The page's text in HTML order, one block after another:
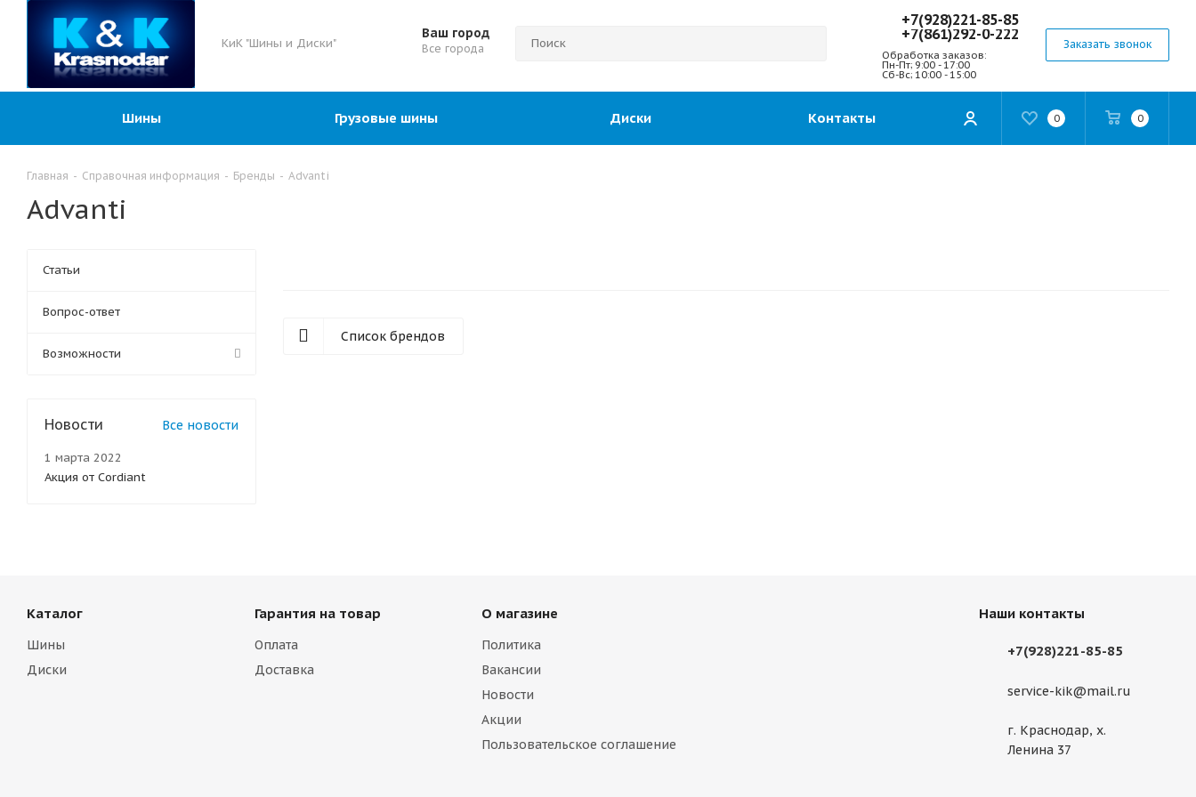
КиК "Шины и Диски"
Ваш город
Все города
+7(928)221-85-85
+7(861)292-0-222
Обработка заказов:
Пн-Пт; 9:00 - 17:00
Сб-Вс; 10:00 - 15:00
Заказать звонок
0 0
Шины Грузовые шины Диски Контакты
Главная - Справочная информация - Бренды - Advanti
Advanti
Список брендов
Статьи
Вопрос-ответ
Возможности
Новости Все новости
1 марта 2022
Акция от Cordiant
Каталог
Шины
Диски
Гарантия на товар
Оплата
Доставка
О магазине
Политика
Вакансии
Новости
Акции
Пользовательское соглашение
Наши контакты
+7(928)221-85-85
service-kik@mail.ru
г. Краснодар, х.
Ленина 37